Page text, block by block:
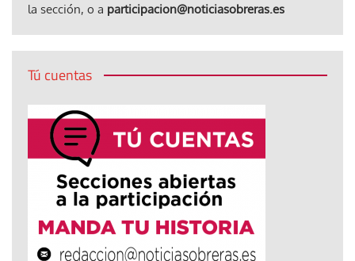
la sección, o a participacion@noticiasobreras.es
Tú cuentas